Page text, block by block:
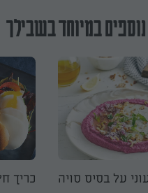
במיוחד בשבילך
על בסיס סויה כריך